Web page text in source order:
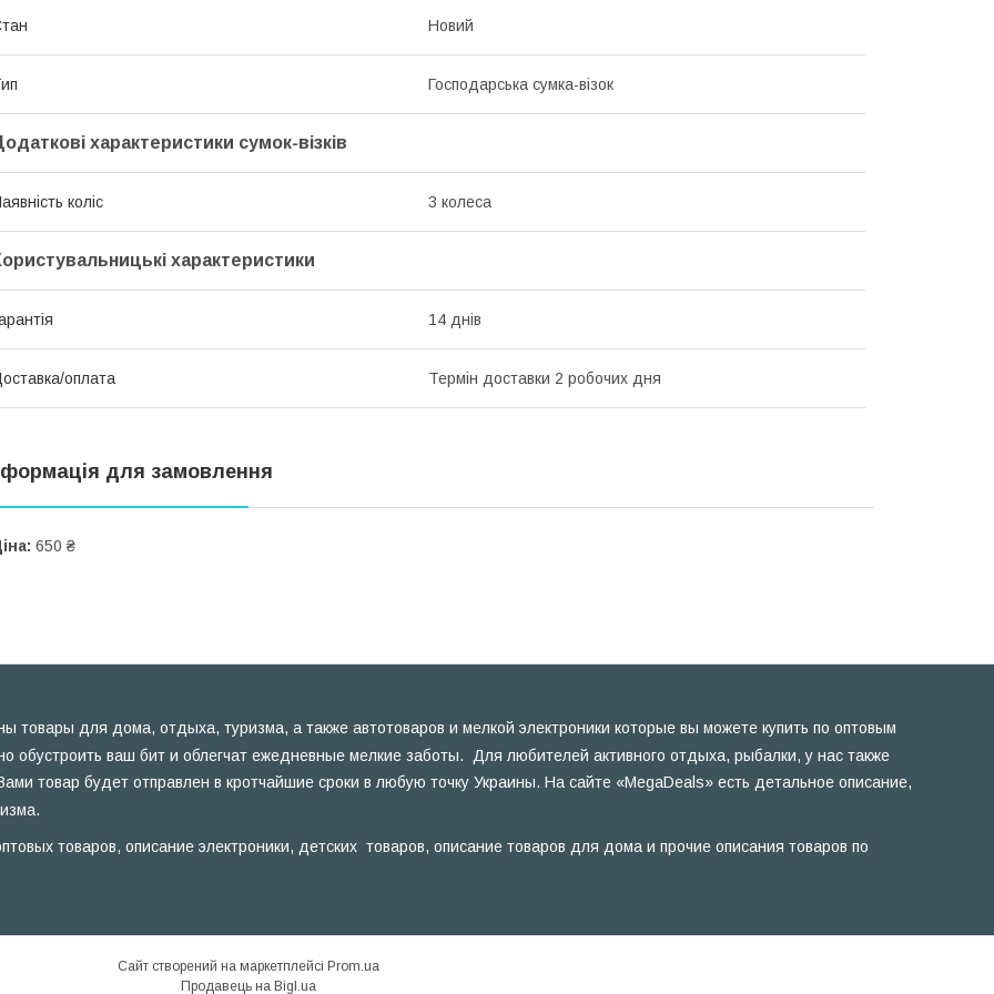
Новий
Господарська сумка-візок
характеристики сумок-візків
коліс 3 колеса
характеристики
14 днів
оплата Термін доставки 2 робочих дня
для замовлення
650 ₴
товары для дома, отдыха, туризма, а также автотоваров и мелкой электроники которые вы можете купить по оптовым
обустроить ваш бит и облегчат ежедневные мелкие заботы. Для любителей активного отдыха, рыбалки, у нас также
товар будет отправлен в кротчайшие сроки в любую точку Украины. На сайте «MegaDeals» есть детальное описание,
товаров, описание электроники, детских товаров, описание товаров для дома и прочие описания товаров по
Сайт створений на маркетплейсі Prom.ua
Продавець на Bigl.ua